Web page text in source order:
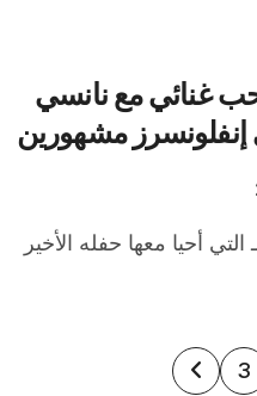
غنائي مع نانسي
إنفلونسرز مشهورين
3